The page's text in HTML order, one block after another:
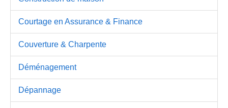
Courtage en Assurance & Finance
Couverture & Charpente
Déménagement
Dépannage